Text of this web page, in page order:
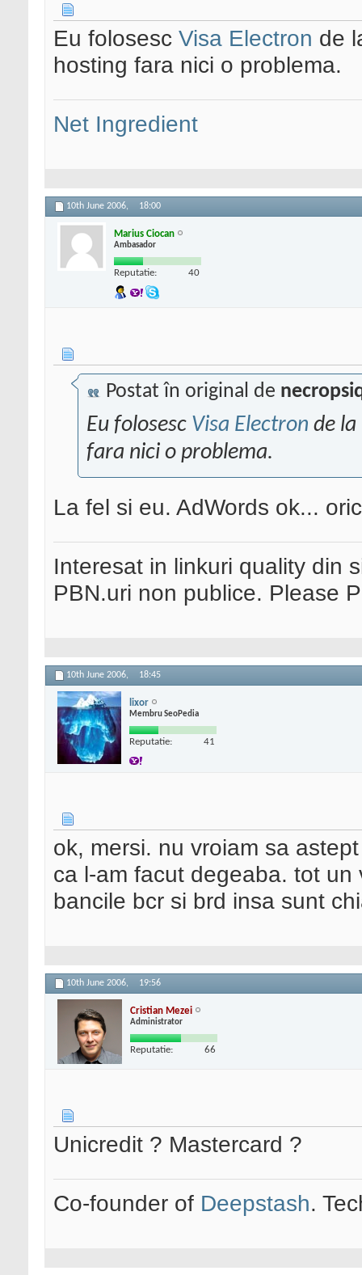
Eu folosesc Visa Electron de
hosting fara nici o problema.
Net Ingredient
10th June 2006, 18:00
Marius Ciocan
Ambasador
Reputatie: 40
Postat în original de
Eu folosesc Visa Electron de la
fara nici o problema.
La fel si eu. AdWords ok...
Interesat in linkuri quality din
PBN.uri non publice. Please
10th June 2006, 18:45
lixor
Membru SeoPedia
Reputatie: 41
ok, mersi. nu vroiam sa
ca l-am facut degeaba. tot
bancile bcr si brd insa sunt
10th June 2006, 19:56
Cristian Mezei
Administrator
Reputatie: 66
Unicredit ? Mastercard ?
Co-founder of Deepstash.